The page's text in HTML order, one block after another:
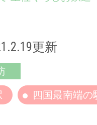
更新
四国最南端の